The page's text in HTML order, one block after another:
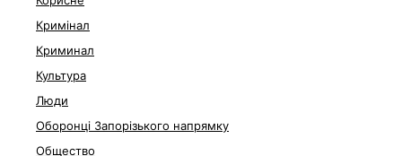
Кримінал
Криминал
Культура
Люди
Оборонці Запорізького напрямку
Общество